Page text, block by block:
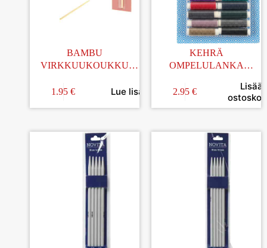
BAMBU
VIRKKUUKOUKKU
1.95 € Lue lisää
KEHRÄ
OMPELULANKA
2.95 €
Lisää